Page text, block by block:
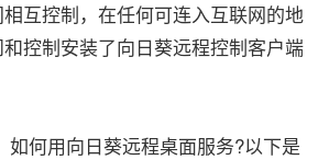
互控制，在任何可连入互联网的地
控制安装了向日葵远程控制客户端
何用向日葵远程桌面服务?以下是